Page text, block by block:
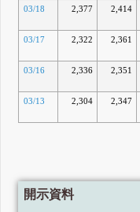
03/18 2,377 2,414
03/17 2,322 2,361
03/16 2,336 2,351
03/13 2,304 2,347
開示資料